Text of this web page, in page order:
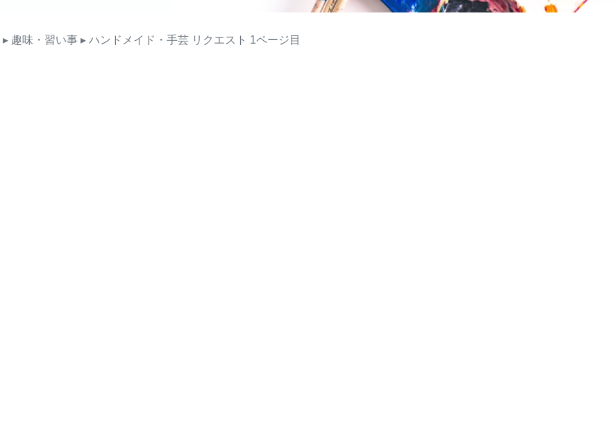
▸ 趣味・習い事 ▸ ハンドメイド・手芸 リクエスト 1ページ目